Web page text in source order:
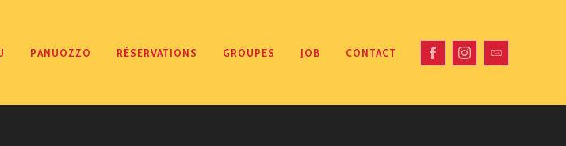
PANUOZZO RÉSERVATIONS GROUPES JOB CONTACT